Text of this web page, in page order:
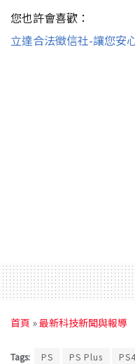
您也許會喜歡：
立達合法徵信社-讓您安
首頁 »最新科技新聞與報導
Tags: PS PS Plus PS4